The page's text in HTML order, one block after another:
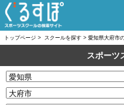
トップページ > スクールを探す > 愛知県大府市
スポーツ